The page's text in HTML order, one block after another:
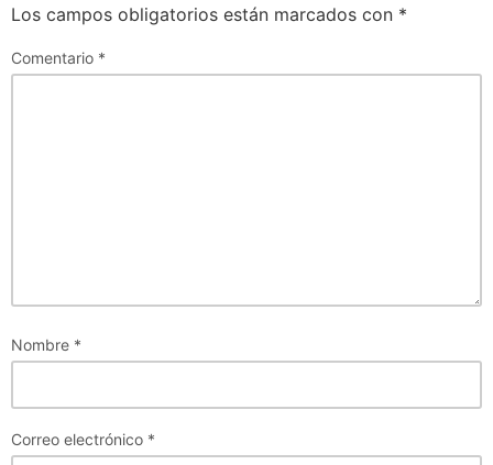
Los campos obligatorios están marcados con *
Comentario *
Nombre *
Correo electrónico *